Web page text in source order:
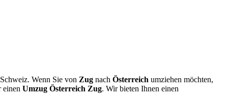
Wenn Sie von Zug nach Österreich umziehen möchten,
einen Umzug Österreich Zug. Wir bieten Ihnen einen